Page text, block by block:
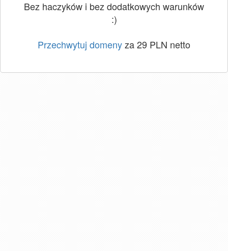
Bez haczyków i bez dodatkowych warunków
:)
Przechwytuj domenyza 29 PLN netto